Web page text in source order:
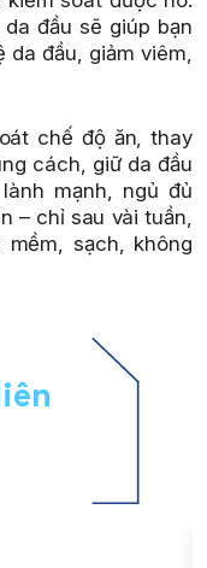
đầu sẽ giúp bạn
đầu, giảm viêm,
chế độ ăn, thay
cách, giữ da đầu
mạnh, ngủ đủ
– chỉ sau vài tuần,
sạch, không